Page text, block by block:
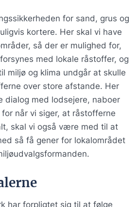
for sand, grus og
kortere. Her skal vi have
så der er mulighed for,
med lokale råstoffer, og
miljø og klima undgår at skulle
over store afstande. Her
dialog med lodsejere, naboer
når vi siger, at råstofferne
skal vi også være med til at
så få gener for lokalområdet
har forpligtet sig til at følge